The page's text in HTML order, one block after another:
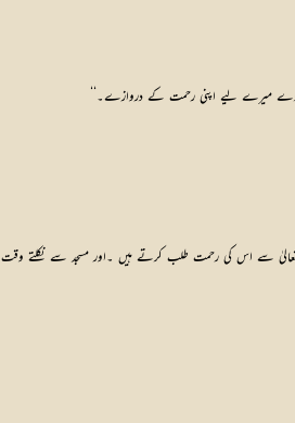
دے میرے لیے اپنی رحمت کے دروازے۔‘‘
تعالیٰ سے اس کی رحمت طلب کرتے ہیں ۔اور مسجد سے نکلتے وقت